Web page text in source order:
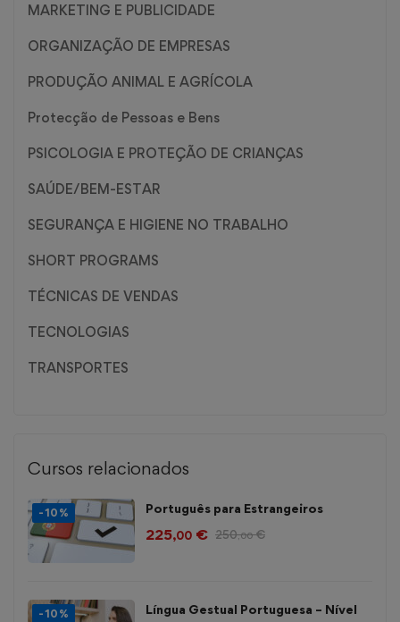
MARKETING E PUBLICIDADE
ORGANIZAÇÃO DE EMPRESAS
PRODUÇÃO ANIMAL E AGRÍCOLA
Protecção de Pessoas e Bens
PSICOLOGIA E PROTEÇÃO DE CRIANÇAS
SAÚDE/BEM-ESTAR
SEGURANÇA E HIGIENE NO TRABALHO
SHORT PROGRAMS
TÉCNICAS DE VENDAS
TECNOLOGIAS
TRANSPORTES
Cursos relacionados
-10% Português para Estrangeiros
225,00 € 250,00 €
-10%
Língua Gestual Portuguesa – Nível